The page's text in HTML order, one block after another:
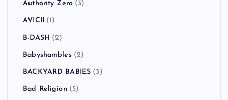
Authority Zero (3)
AVICII (1)
B-DASH (2)
Babyshambles(2)
BACKYARD BABIES (3)
Bad Religion (5)